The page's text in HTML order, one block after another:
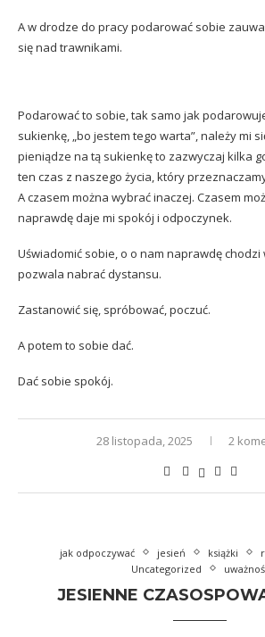
A w drodze do pracy podarować sobie
się nad trawnikami.
Podarować to sobie, tak samo jak
sukienkę, „bo jestem tego warta”, należy mi
pieniądze na tą sukienkę to zazwyczaj kilka
ten czas z naszego życia, który
A czasem można wybrać inaczej. Czasem
naprawdę daje mi spokój i odpoczynek.
Uświadomić sobie, o o nam naprawdę chodzi
pozwala nabrać dystansu.
Zastanowić się, spróbować, poczuć.
A potem to sobie dać.
Dać sobie spokój.
28 listopada, 2025 2
jak odpoczywać jesień książki
Uncategorized
JESIENNE